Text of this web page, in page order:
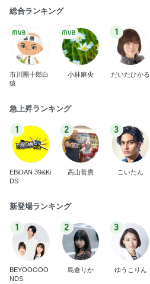
総合ランキング
市川團十郎白
猿
小林麻央
1
だいたひかる
急上昇ランキング
1
EBiDAN 39&Ki
DS
2
高山善廣
3
こいたん
新登場ランキング
1
BEYOOOOO
NDS
2
島倉りか
3
ゆうこりん